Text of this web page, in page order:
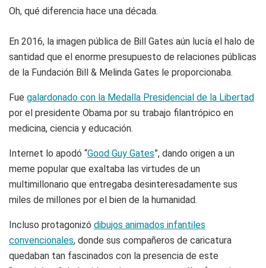
Oh, qué diferencia hace una década.
En 2016, la imagen pública de Bill Gates aún lucía el halo de
santidad que el enorme presupuesto de relaciones públicas
de la Fundación Bill & Melinda Gates le proporcionaba.
Fue galardonado con la Medalla Presidencial de la Libertad
por el presidente Obama por su trabajo filantrópico en
medicina, ciencia y educación.
Internet lo apodó “Good Guy Gates”, dando origen a un
meme popular que exaltaba las virtudes de un
multimillonario que entregaba desinteresadamente sus
miles de millones por el bien de la humanidad.
Incluso protagonizó dibujos animados infantiles
convencionales, donde sus compañeros de caricatura
quedaban tan fascinados con la presencia de este